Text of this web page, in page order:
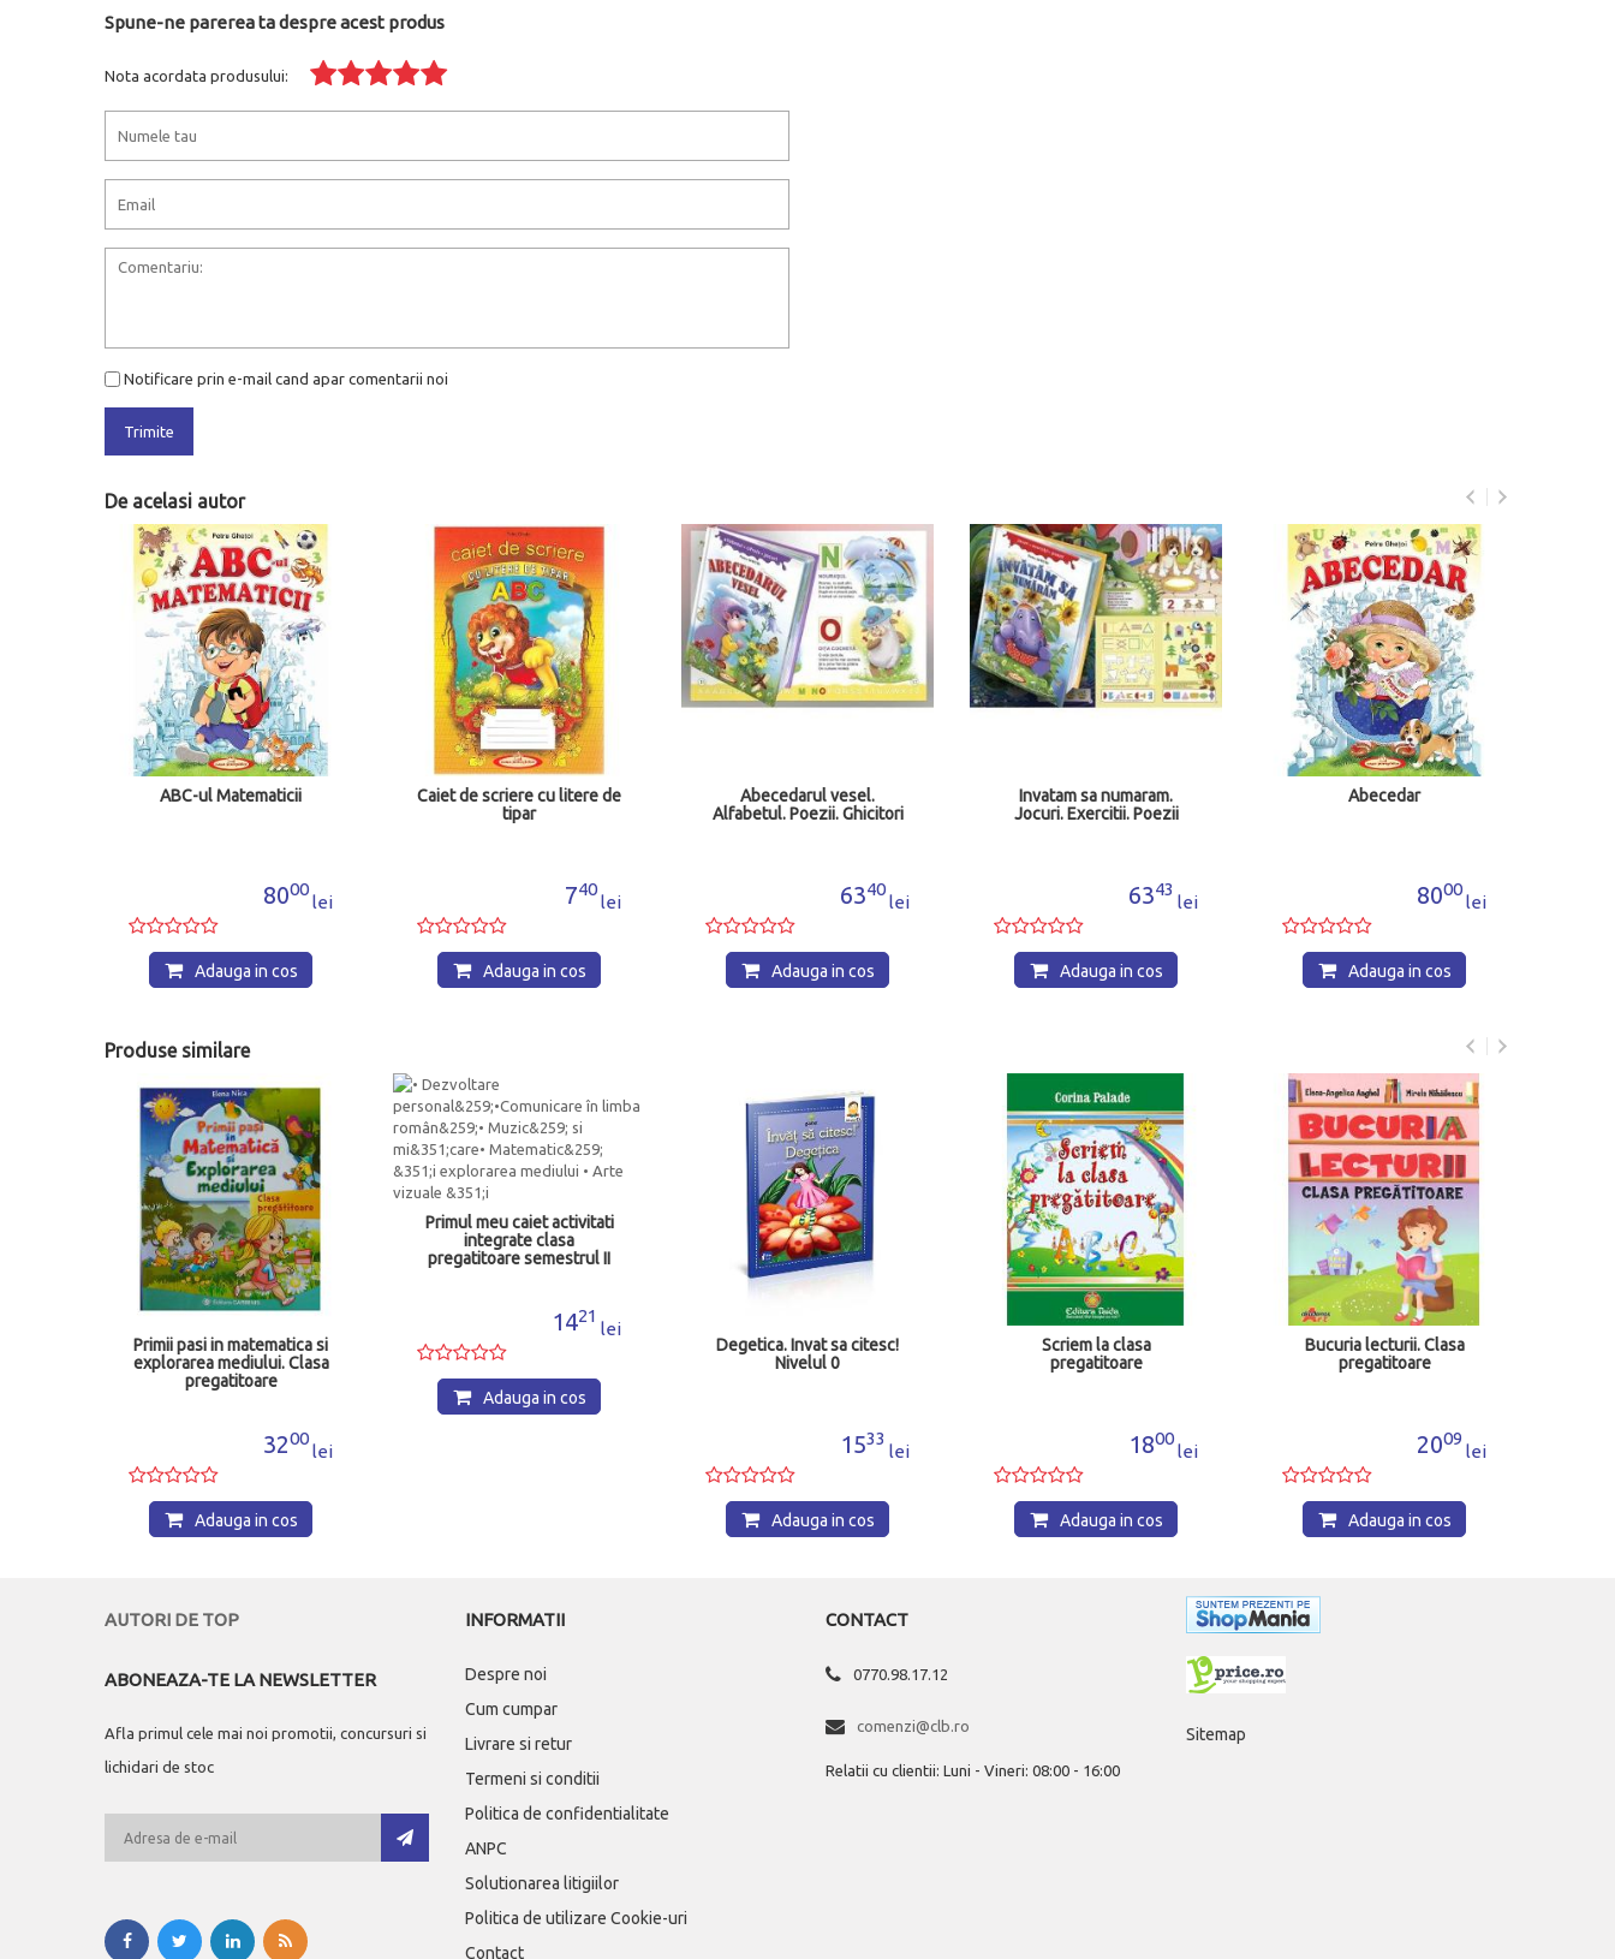
Spune-ne parerea ta despre acest produs
Nota acordata produsului:
Notificare prin e-mail cand apar comentarii noi
Trimite
De acelasi autor
ABC-ul Matematicii
8000
lei
Adauga in cos
Caiet de scriere cu litere de
tipar
740
lei
Adauga in cos
Abecedarul vesel.
Alfabetul. Poezii. Ghicitori
6340
lei
Adauga in cos
Invatam sa numaram.
Jocuri. Exercitii. Poezii
6343
lei
Adauga in cos
Abecedar
8000
lei
Adauga in cos
Produse similare
Primii pasi in matematica si
explorarea mediului. Clasa
pregatitoare
3200
lei
Adauga in cos
Primul meu caiet activitati
integrate clasa
pregatitoare semestrul II
1421
lei
Adauga in cos
Degetica. Invat sa citesc!
Nivelul 0
1533
lei
Adauga in cos
Scriem la clasa
pregatitoare
1800
lei
Adauga in cos
Bucuria lecturii. Clasa
pregatitoare
2009
lei
Adauga in cos
AUTORI DE TOP
ABONEAZA-TE LA NEWSLETTER
Afla primul cele mai noi promotii, concursuri si
lichidari de stoc
INFORMATII
Despre noi
Cum cumpar
Livrare si retur
Termeni si conditii
Politica de confidentialitate
ANPC
Solutionarea litigiilor
Politica de utilizare Cookie-uri
Contact
CONTACT
0770.98.17.12
comenzi@clb.ro
Relatii cu clientii: Luni - Vineri: 08:00 - 16:00
Sitemap